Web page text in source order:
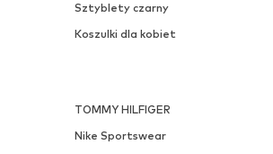
Sztyblety czarny
Koszulki dla kobiet
TOMMY HILFIGER
Nike Sportswear